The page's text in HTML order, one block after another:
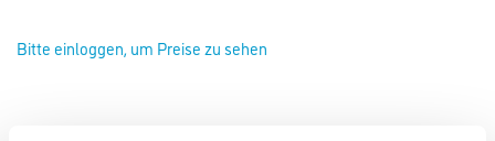
Bitte einloggen, um Preise zu sehen